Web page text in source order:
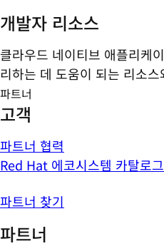
개발자 리소스
클라우드 네이티브 애플리케
리하는 데 도움이 되는 리소
파트너
고객
파트너 협력
Red Hat 에코시스템 카탈로그
파트너 찾기
파트너